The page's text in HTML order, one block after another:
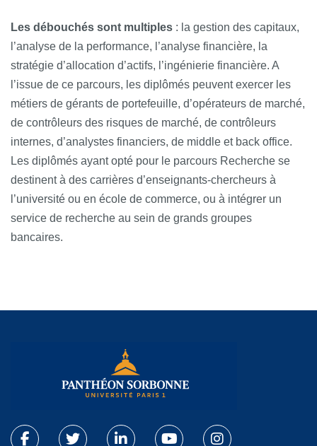
Les débouchés sont multiples : la gestion des capitaux,
l’analyse de la performance, l’analyse financière, la
stratégie d’allocation d’actifs, l’ingénierie financière. A
l’issue de ce parcours, les diplômés peuvent exercer les
métiers de gérants de portefeuille, d’opérateurs de marché,
de contrôleurs des risques de marché, de contrôleurs
internes, d’analystes financiers, de middle et back office.
Les diplômés ayant opté pour le parcours Recherche se
destinent à des carrières d’enseignants-chercheurs à
l’université ou en école de commerce, ou à intégrer un
service de recherche au sein de grands groupes
bancaires.